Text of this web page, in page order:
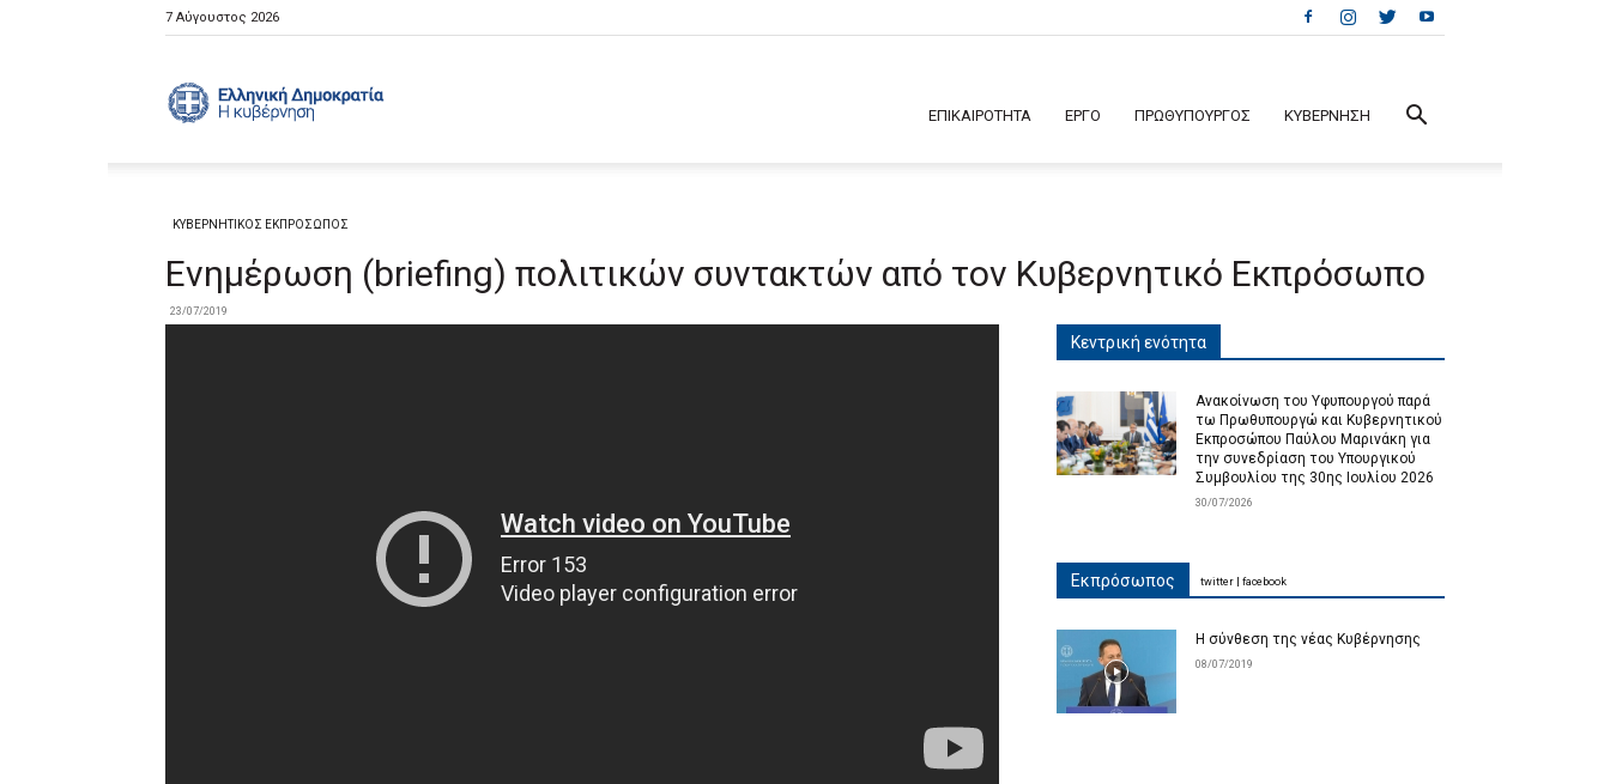
7 Αύγουστος 2026
ΕΠΙΚΑΙΡΟΤΗΤΑ ΕΡΓΟ ΠΡΩΘΥΠΟΥΡΓΟΣ ΚΥΒΕΡΝΗΣΗ
ΚΥΒΕΡΝΗΤΙΚΟΣ ΕΚΠΡΟΣΩΠΟΣ
Ενημέρωση (briefing) πολιτικών συντακτών από τον Κυβερνητικό Εκπρόσωπο
23/07/2019
Κεντρική ενότητα
Ανακοίνωση του Υφυπουργού παρά
τω Πρωθυπουργώ και Κυβερνητικού
Εκπροσώπου Παύλου Μαρινάκη για
την συνεδρίαση του Υπουργικού
Συμβουλίου της 30ης Ιουλίου 2026
30/07/2026
Εκπρόσωπος
Η σύνθεση της νέας Κυβέρνησης
08/07/2019
twitter facebook